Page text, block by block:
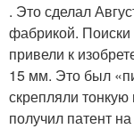
. Это сделал
фабрикой.
привели к
15 мм. Это был
скрепляли тонкую
получил патент